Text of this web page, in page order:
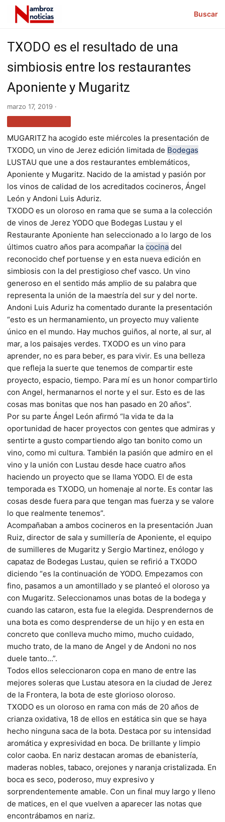
Buscar
TXODO es el resultado de una
simbiosis entre los restaurantes
Aponiente y Mugaritz
marzo 17, 2019 ·
MUGARITZ ha acogido este miércoles la presentación de
TXODO, un vino de Jerez edición limitada de Bodegas
LUSTAU que une a dos restaurantes emblemáticos,
Aponiente y Mugaritz. Nacido de la amistad y pasión por
los vinos de calidad de los acreditados cocineros, Ángel
León y Andoni Luis Aduriz.
TXODO es un oloroso en rama que se suma a la colección
de vinos de Jerez YODO que Bodegas Lustau y el
Restaurante Aponiente han seleccionado a lo largo de los
últimos cuatro años para acompañar la cocina del
reconocido chef portuense y en esta nueva edición en
simbiosis con la del prestigioso chef vasco. Un vino
generoso en el sentido más amplio de su palabra que
representa la unión de la maestría del sur y del norte.
Andoni Luis Aduriz ha comentado durante la presentación
“esto es un hermanamiento, un proyecto muy valiente
único en el mundo. Hay muchos guiños, al norte, al sur, al
mar, a los paisajes verdes. TXODO es un vino para
aprender, no es para beber, es para vivir. Es una belleza
que refleja la suerte que tenemos de compartir este
proyecto, espacio, tiempo. Para mí es un honor compartirlo
con Angel, hermanarnos el norte y el sur. Esto es de las
cosas mas bonitas que nos han pasado en 20 años”.
Por su parte Ángel León afirmó “la vida te da la
oportunidad de hacer proyectos con gentes que admiras y
sentirte a gusto compartiendo algo tan bonito como un
vino, como mi cultura. También la pasión que admiro en el
vino y la unión con Lustau desde hace cuatro años
haciendo un proyecto que se llama YODO. El de esta
temporada es TXODO, un homenaje al norte. Es contar las
cosas desde fuera para que tengan mas fuerza y se valore
lo que realmente tenemos”.
Acompañaban a ambos cocineros en la presentación Juan
Ruiz, director de sala y sumillería de Aponiente, el equipo
de sumilleres de Mugaritz y Sergio Martinez, enólogo y
capataz de Bodegas Lustau, quien se refirió a TXODO
diciendo “es la continuación de YODO. Empezamos con
fino, pasamos a un amontillado y se planteó el oloroso ya
con Mugaritz. Seleccionamos unas botas de la bodega y
cuando las cataron, esta fue la elegida. Desprendernos de
una bota es como desprenderse de un hijo y en esta en
concreto que conlleva mucho mimo, mucho cuidado,
mucho trato, de la mano de Angel y de Andoni no nos
duele tanto…”.
Todos ellos seleccionaron copa en mano de entre las
mejores soleras que Lustau atesora en la ciudad de Jerez
de la Frontera, la bota de este glorioso oloroso.
TXODO es un oloroso en rama con más de 20 años de
crianza oxidativa, 18 de ellos en estática sin que se haya
hecho ninguna saca de la bota. Destaca por su intensidad
aromática y expresividad en boca. De brillante y limpio
color caoba. En nariz destacan aromas de ebanistería,
maderas nobles, tabaco, orejones y naranja cristalizada. En
boca es seco, poderoso, muy expresivo y
sorprendentemente amable. Con un final muy largo y lleno
de matices, en el que vuelven a aparecer las notas que
encontrábamos en nariz.